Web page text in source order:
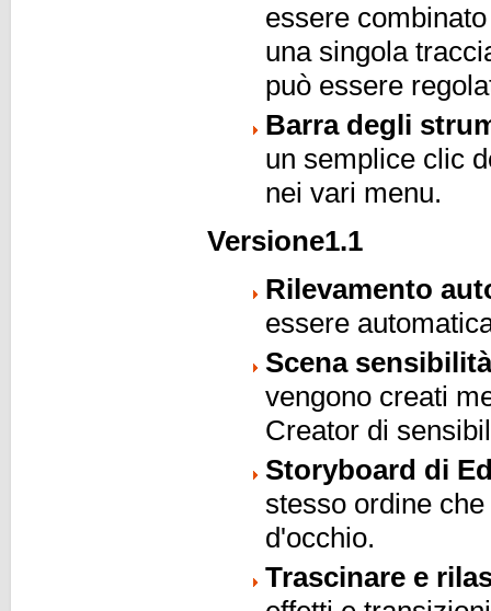
essere
una singola
può essere
Barra degli
un semplice clic
nei vari menu.
Versione1.1
Rilevamento
essere
Scena
vengono creati
Creator di
Storyboard di
stesso ordine
d'occhio.
Trascinare e